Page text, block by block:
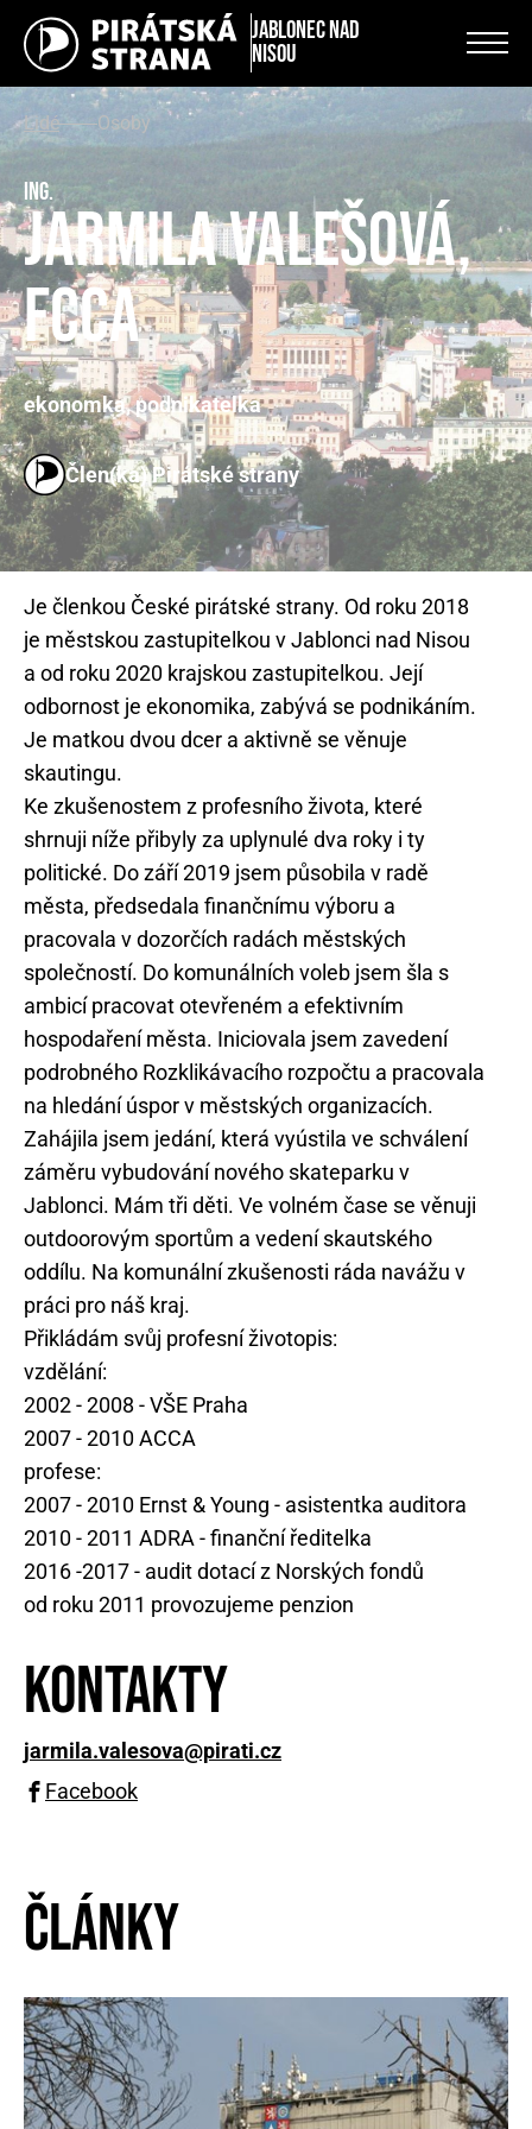
Jablonec nad
Nisou
Lidé Osoby
Ing.
Jarmila Valešová,
FCCA
ekonomka, podnikatelka
Člen(ka) Pirátské strany
Je členkou České pirátské strany. Od roku 2018
je městskou zastupitelkou v Jablonci nad Nisou
a od roku 2020 krajskou zastupitelkou. Její
odbornost je ekonomika, zabývá se podnikáním.
Je matkou dvou dcer a aktivně se věnuje
skautingu.
Ke zkušenostem z profesního života, které
shrnuji níže přibyly za uplynulé dva roky i ty
politické. Do září 2019 jsem působila v radě
města, předsedala finančnímu výboru a
pracovala v dozorčích radách městských
společností. Do komunálních voleb jsem šla s
ambicí pracovat otevřeném a efektivním
hospodaření města. Iniciovala jsem zavedení
podrobného Rozklikávacího rozpočtu a pracovala
na hledání úspor v městských organizacích.
Zahájila jsem jedání, která vyústila ve schválení
záměru vybudování nového skateparku v
Jablonci. Mám tři děti. Ve volném čase se věnuji
outdoorovým sportům a vedení skautského
oddílu. Na komunální zkušenosti ráda navážu v
práci pro náš kraj.
Přikládám svůj profesní životopis:
vzdělání:
2002 - 2008 - VŠE Praha
2007 - 2010 ACCA
profese:
2007 - 2010 Ernst & Young - asistentka auditora
2010 - 2011 ADRA - finanční ředitelka
2016 -2017 - audit dotací z Norských fondů
od roku 2011 provozujeme penzion
Kontakty
jarmila.valesova@pirati.cz
Facebook
Články